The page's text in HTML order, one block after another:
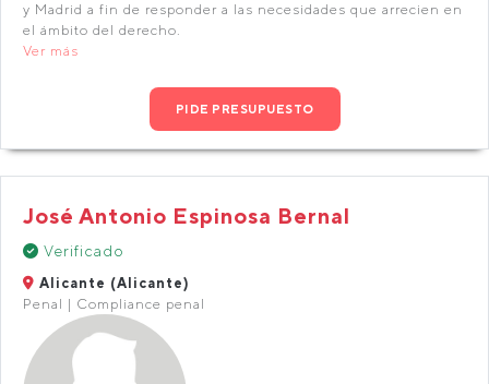
y Madrid a fin de responder a las necesidades que arrecien en
el ámbito del derecho.
Ver más
PIDE PRESUPUESTO
José Antonio Espinosa Bernal
Verificado
Alicante (Alicante)
Penal | Compliance penal